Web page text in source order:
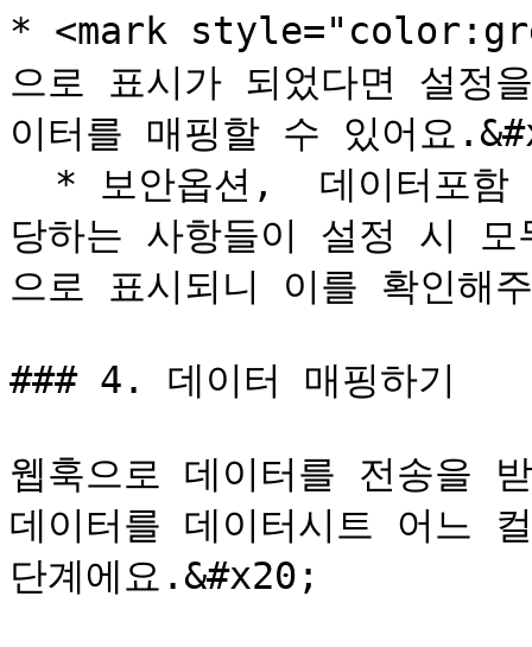
* <mark
으로 표시가 되었다면 설정
이터를 매핑할 수 있어요
당하는 사항들이 설정 시
으로 표시되니 이를 확인해
### 4. 데이터 매핑하기
웹훅으로 데이터를 전송을
데이터를 데이터시트 어느
단계에요.&#x20;